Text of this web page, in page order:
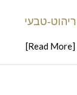
ריהוט-טבעי
[Read More]